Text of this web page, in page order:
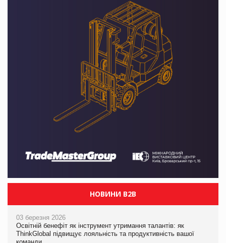
НОВИНИ B2B
03 березня 2026
Освітній бенефіт як інструмент утримання талантів: як
ThinkGlobal підвищує лояльність та продуктивність вашої